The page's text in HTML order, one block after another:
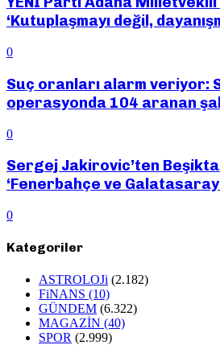
‘Kutuplaşmayı değil,
0
Suç oranları alarm veriyor:
operasyonda 104 aranan
0
Sergej Jakirovic’ten
‘Fenerbahçe ve
0
Kategoriler
ASTROLOJi (2.182)
FiNANS (10)
GÜNDEM (6.322)
MAGAZİN (40)
SPOR (2.999)